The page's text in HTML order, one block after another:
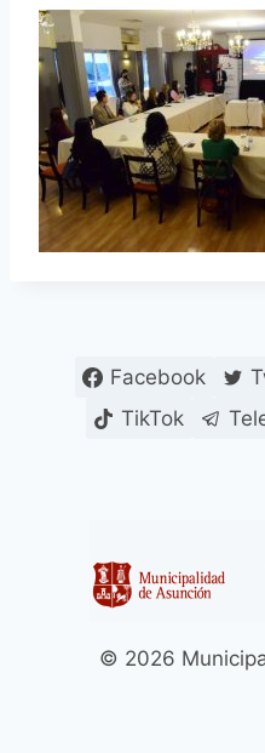
Facebook
TikTok
© 2026